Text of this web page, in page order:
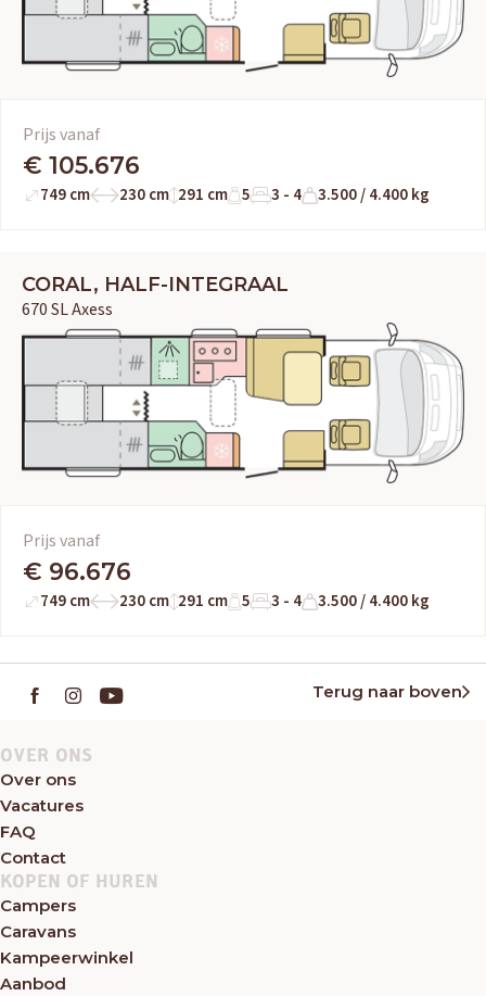
Prijs vanaf
€ 105.676
749 cm 230 cm 291 cm 5 3 - 4 3.500 / 4.400 kg
CORAL, HALF-INTEGRAAL
670 SL Axess
Prijs vanaf
€ 96.676
749 cm 230 cm 291 cm 5 3 - 4 3.500 / 4.400 kg
Terug naar boven
OVER ONS
Over ons
Vacatures
FAQ
Contact
KOPEN OF HUREN
Campers
Caravans
Kampeerwinkel
Aanbod